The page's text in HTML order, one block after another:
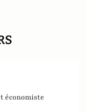
économiste